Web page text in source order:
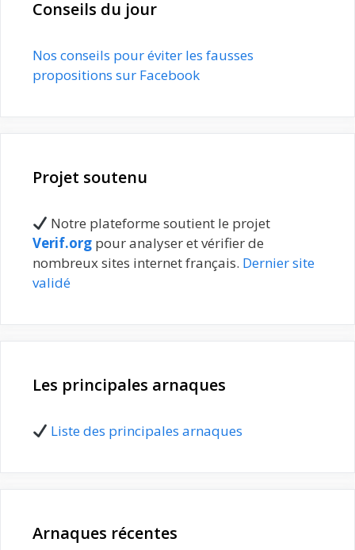
Conseils du jour
Nos conseils pour éviter les fausses
propositions sur Facebook
Projet soutenu
Notre plateforme soutient le projet
Verif.org pour analyser et vérifier de
nombreux sites internet français. Dernier site
validé
Les principales arnaques
Liste des principales arnaques
Arnaques récentes